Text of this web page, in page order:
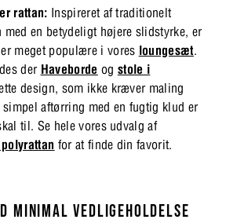
rattan: Inspireret af traditionelt
med en betydeligt højere slidstyrke, er
meget populære i vores loungesæt.
der Haveborde og stole i
design, som ikke kræver maling
aftørring med en fugtig klud er
til. Se hele vores udvalg af
for at finde din favorit.
MINIMAL VEDLIGEHOLDELSE